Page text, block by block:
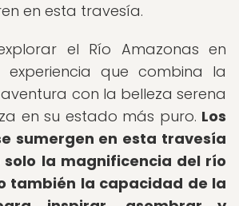
en esta travesía.
el Río Amazonas en
que combina la
con la belleza serena
en su estado más puro. Los
sumergen en esta travesía
solo la magnificencia del río
también la capacidad de la